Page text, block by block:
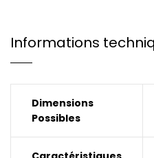
Informations
Dimensions
Possibles